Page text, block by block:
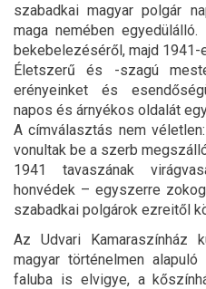
szabadkai magyar polgár
maga nemében
bekebelezéséről, majd
Életszerű és -szagú
erényeinket és
napos és árnyékos oldalát
A címválasztás nem
vonultak be a szerb
1941 tavaszának
honvédek – egyszerre
szabadkai polgárok ezreitől
Az Udvari Kamaraszínház
magyar történelmen
faluba is elvigye, a